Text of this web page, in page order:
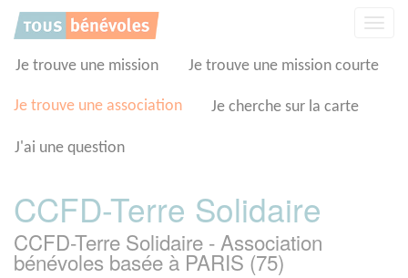
Je trouve une mission Je trouve une mission courte
Je trouve une association Je cherche sur la carte
J'ai une question
CCFD-Terre Solidaire
CCFD-Terre Solidaire - Association
bénévoles basée à PARIS (75)
Panneau de gestion des cookies